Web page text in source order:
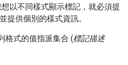
以不同樣式顯示標記，就必須提
提供個別的樣式資訊。
格式的值指派集合 (標記描述